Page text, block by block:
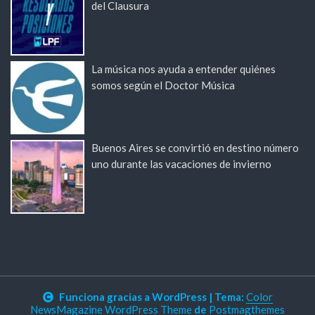
del Clausura
La música nos ayuda a entender quiénes
somos según el Doctor Música
Buenos Aires se convirtió en destino número
uno durante las vacaciones de invierno
Funciona gracias a WordPress | Tema: Color
NewsMagazine WordPress Theme de Postmagthemes